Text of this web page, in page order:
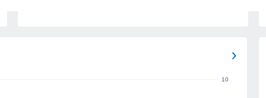
10